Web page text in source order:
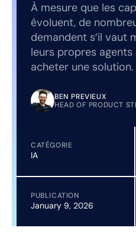
À mesure que les
évoluent, de
demandent s’il vaut
leurs propres agents
acheter une solution.
BEN PREVIEUX
HEAD OF PRODUCT
CATÉGORIE
IA
PUBLICATION
January 9, 2026